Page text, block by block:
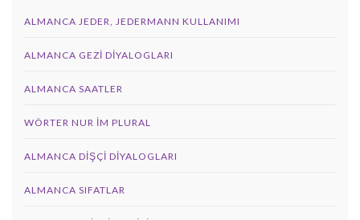
ALMANCA JEDER, JEDERMANN KULLANIMI
ALMANCA GEZI DIYALOGLARI
ALMANCA SAATLER
WÖRTER NUR IM PLURAL
ALMANCA DIŞÇI DIYALOGLARI
ALMANCA SIFATLAR